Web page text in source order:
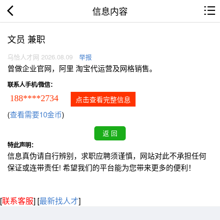
信息内容
文员 兼职
乌恰人才网 2026.08.09 举报
曾做企业官网，阿里 淘宝代运营及网格销售。
联系人手机/微信：
188****2734 点击查看完整信息
(查看需要10金币)
特此声明：
信息真伪请自行辨别，求职应聘须谨慎，网站对此不承担任何
保证或连带责任! 希望我们的平台能为您带来更多的便利！
[联系客服] [最新找人才]